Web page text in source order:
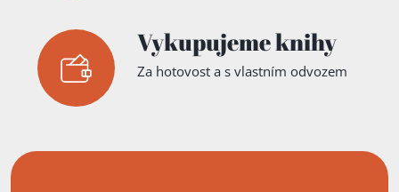
Vykupujeme knihy
Za hotovost a s vlastním odvozem